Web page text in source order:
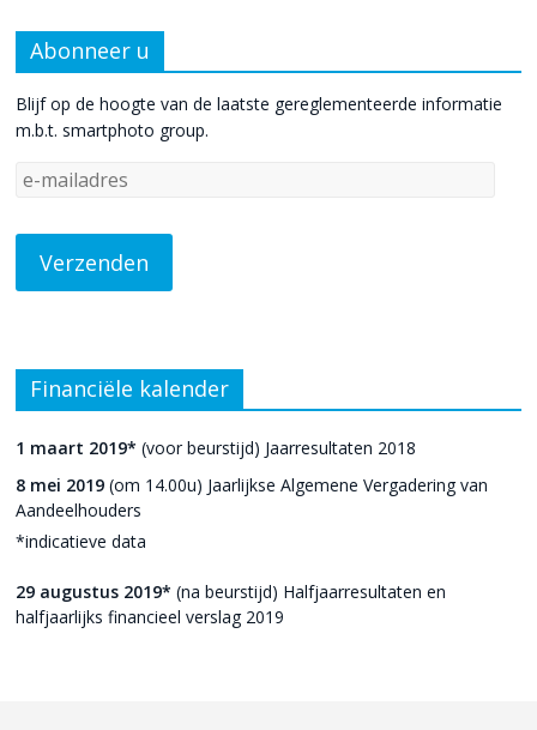
Abonneer u
Blijf op de hoogte van de laatste gereglementeerde informatie
m.b.t. smartphoto group.
Financiële kalender
1 maart 2019* (voor beurstijd) Jaarresultaten 2018
8 mei 2019 (om 14.00u) Jaarlijkse Algemene Vergadering van
Aandeelhouders
*indicatieve data
29 augustus 2019* (na beurstijd) Halfjaarresultaten en
halfjaarlijks financieel verslag 2019